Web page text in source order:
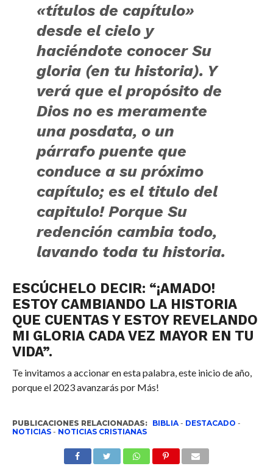
«títulos de capítulo»
desde el cielo y
haciéndote conocer Su
gloria (en tu historia). Y
verá que el propósito de
Dios no es meramente
una posdata, o un
párrafo puente que
conduce a su próximo
capítulo; es el titulo del
capitulo! Porque Su
redención cambia todo,
lavando toda tu historia.
ESCÚCHELO DECIR: “¡AMADO!
ESTOY CAMBIANDO LA HISTORIA
QUE CUENTAS Y ESTOY REVELANDO
MI GLORIA CADA VEZ MAYOR EN TU
VIDA”.
Te invitamos a accionar en esta palabra, este inicio de año,
porque el 2023 avanzarás por Más!
PUBLICACIONES RELACIONADAS: BIBLIA- DESTACADO -
NOTICIAS- NOTICIAS CRISTIANAS